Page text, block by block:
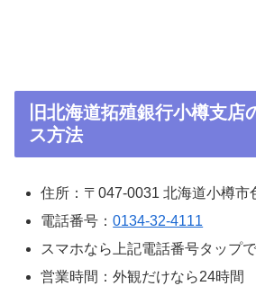
旧北海道拓殖銀行小樽支店
ス方法
住所：〒047-0031 北海道小樽市
電話番号：0134-32-4111
スマホなら上記電話番号タップ
営業時間：外観だけなら24時間